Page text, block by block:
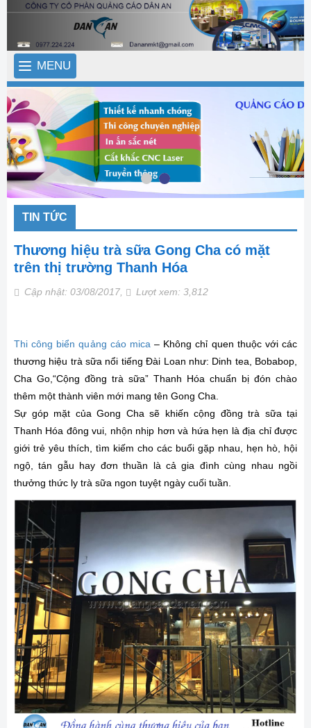
MENU
TIN TỨC
Thương hiệu trà sữa Gong Cha có mặt
trên thị trường Thanh Hóa
Cập nhật: 03/08/2017, Lượt xem: 3,812
Thi công biển quảng cáo mica – Không chỉ quen thuộc với các
thương hiệu trà sữa nổi tiếng Đài Loan như: Dinh tea, Bobabop,
Cha Go,“Cộng đồng trà sữa” Thanh Hóa chuẩn bị đón chào
thêm một thành viên mới mang tên Gong Cha.
Sự góp mặt của Gong Cha sẽ khiến cộng đồng trà sữa tại
Thanh Hóa đông vui, nhộn nhịp hơn và hứa hẹn là địa chỉ được
giới trẻ yêu thích, tìm kiếm cho các buổi gặp nhau, hẹn hò, hội
ngộ, tán gẫu hay đơn thuần là cả gia đình cùng nhau ngồi
thưởng thức ly trà sữa ngon tuyệt ngày cuối tuần.